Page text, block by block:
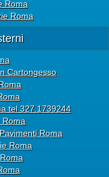
Roma
Roma
Cartongesso
tel 327.1739244
Roma
Roma
Roma